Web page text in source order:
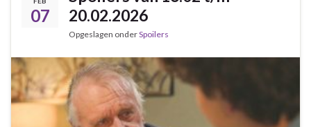
07
20.02.2026
Opgeslagen onderSpoilers